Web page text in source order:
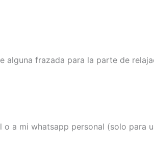
alguna frazada para la parte de
o a mi whatsapp personal (solo para